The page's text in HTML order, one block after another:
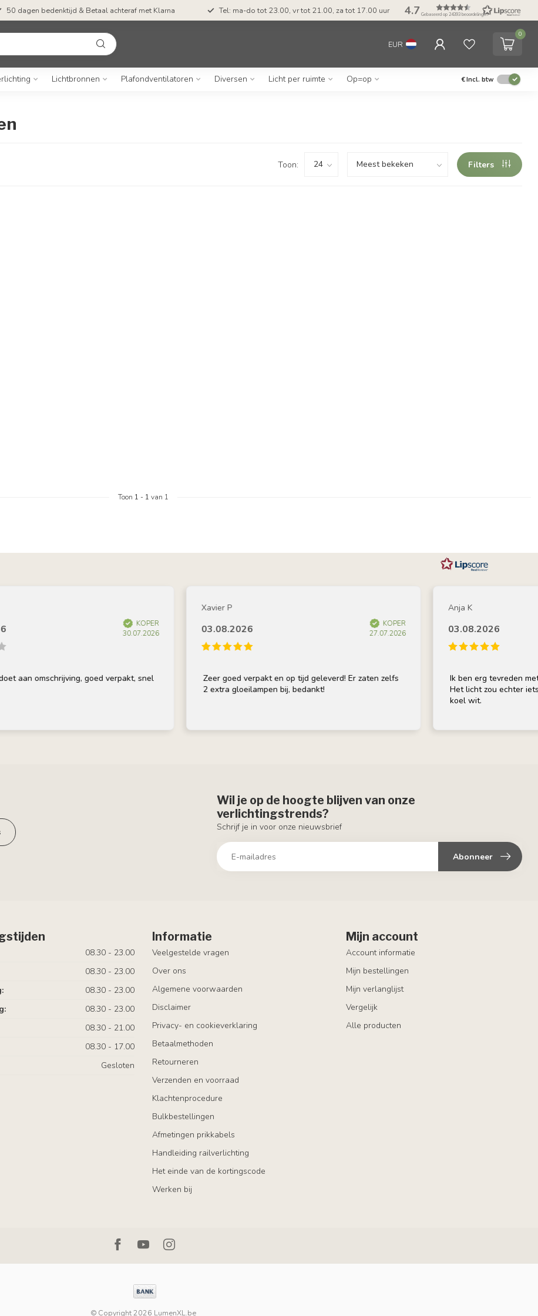
50 dagen bedenktijd & Betaal achteraf met Klarna Tel: ma-do tot 23.00, vr tot 21.00, za tot 17.00 uur 4.7 Gebaseerd op 24393 beoordelingen
EUR
0
Lichtbronnen Plafondventilatoren Diversen Licht per ruimte Op=op €Incl. btw
Toon: Filters
Toon 1 - 1 van 1
KOPER
30.07.2026
aan omschrijving, goed verpakt, snel
Xavier P
03.08.2026
KOPER
27.07.2026
Zeer goed verpakt en op tijd geleverd! Er zaten zelfs
2 extra gloeilampen bij, bedankt!
Anja K
03.08.2026
Ik ben erg tevreden met
Het licht zou echter iets
koel wit.
Wil je op de hoogte blijven van onze
verlichtingstrends?
Schrijf je in voor onze nieuwsbrief
Abonneer
08.30 - 23.00
08.30 - 23.00
08.30 - 23.00
08.30 - 23.00
08.30 - 21.00
08.30 - 17.00
Gesloten
Informatie
Veelgestelde vragen
Over ons
Algemene voorwaarden
Disclaimer
Privacy- en cookieverklaring
Betaalmethoden
Retourneren
Verzenden en voorraad
Klachtenprocedure
Bulkbestellingen
Afmetingen prikkabels
Handleiding railverlichting
Het einde van de kortingscode
Werken bij
Mijn account
Account informatie
Mijn bestellingen
Mijn verlanglijst
Vergelijk
Alle producten
© Copyright 2026 LumenXL.be